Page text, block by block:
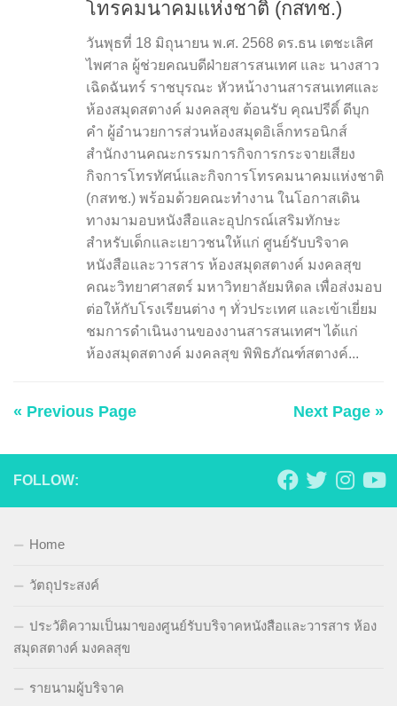
โทรคมนาคมแห่งชาติ (กสทช.)
วันพุธที่ 18 มิถุนายน พ.ศ. 2568 ดร.ธน เตชะเลิศ
ไพศาล ผู้ช่วยคณบดีฝ่ายสารสนเทศ และ นางสาว
เฉิดฉันทร์ ราชบุรณะ หัวหน้างานสารสนเทศและ
ห้องสมุดสตางค์ มงคลสุข ต้อนรับ คุณปรีดิ์ ดีบุก
คำ ผู้อำนวยการส่วนห้องสมุดอิเล็กทรอนิกส์
สำนักงานคณะกรรมการกิจการกระจายเสียง
กิจการโทรทัศน์และกิจการโทรคมนาคมแห่งชาติ
(กสทช.) พร้อมด้วยคณะทำงาน ในโอกาสเดิน
ทางมามอบหนังสือและอุปกรณ์เสริมทักษะ
สำหรับเด็กและเยาวชนให้แก่ ศูนย์รับบริจาค
หนังสือและวารสาร ห้องสมุดสตางค์ มงคลสุข
คณะวิทยาศาสตร์ มหาวิทยาลัยมหิดล เพื่อส่งมอบ
ต่อให้กับโรงเรียนต่าง ๆ ทั่วประเทศ และเข้าเยี่ยม
ชมการดำเนินงานของงานสารสนเทศฯ ได้แก่
ห้องสมุดสตางค์ มงคลสุข พิพิธภัณฑ์สตางค์...
« Previous Page Next Page »
FOLLOW:
Home
วัตถุประสงค์
ประวัติความเป็นมาของศูนย์รับบริจาคหนังสือและวารสาร ห้อง
สมุดสตางค์ มงคลสุข
รายนามผู้บริจาค